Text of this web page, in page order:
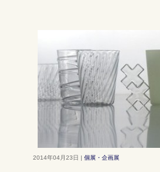
2014年04月23日 | 個展・企画展